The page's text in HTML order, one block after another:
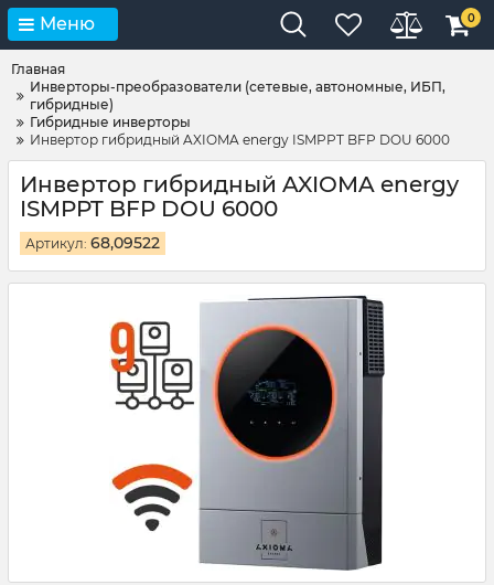
Меню 0
Главная
Инверторы-преобразователи (сетевые, автономные, ИБП,
гибридные)
Гибридные инверторы
Инвертор гибридный AXIOMA energy ISMPPT BFP DOU 6000
Инвертор гибридный AXIOMA energy
ISMPPT BFP DOU 6000
Артикул: 68,09522